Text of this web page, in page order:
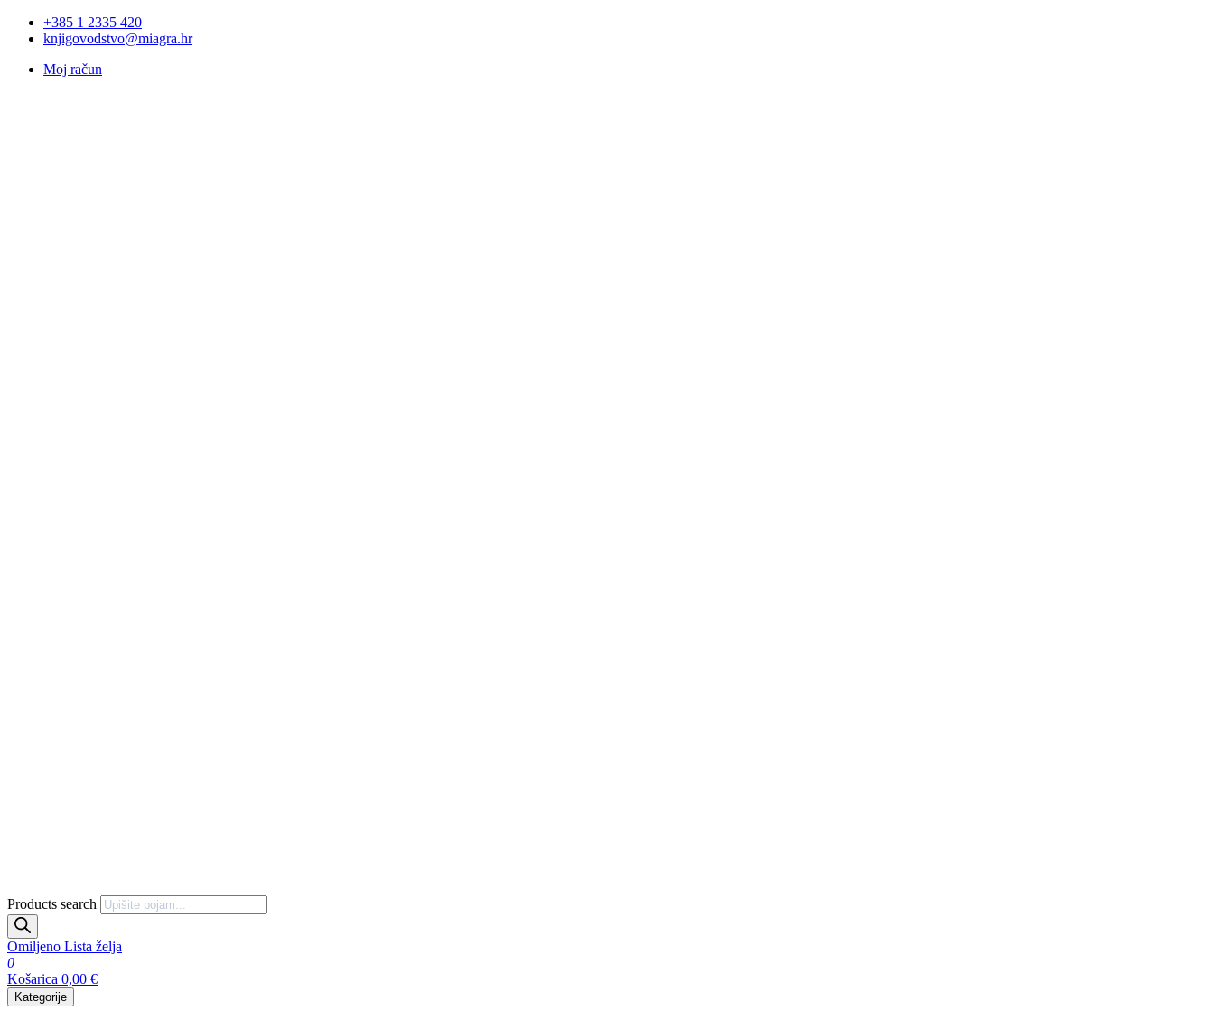
+385 1 2335 420
knjigovodstvo@miagra.hr
Moj račun
Products search
Omiljeno Lista želja
0
Košarica 0,00 €
Kategorije